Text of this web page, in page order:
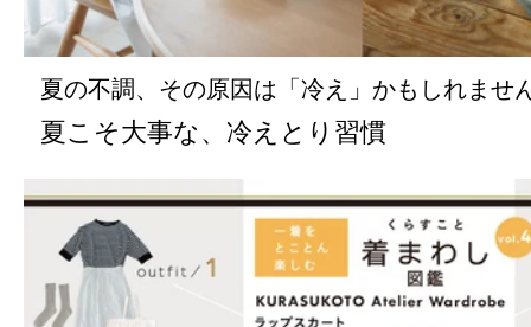
夏の不調、その原因は「冷え」かもしれませ
夏こそ大事な、冷えとり習慣